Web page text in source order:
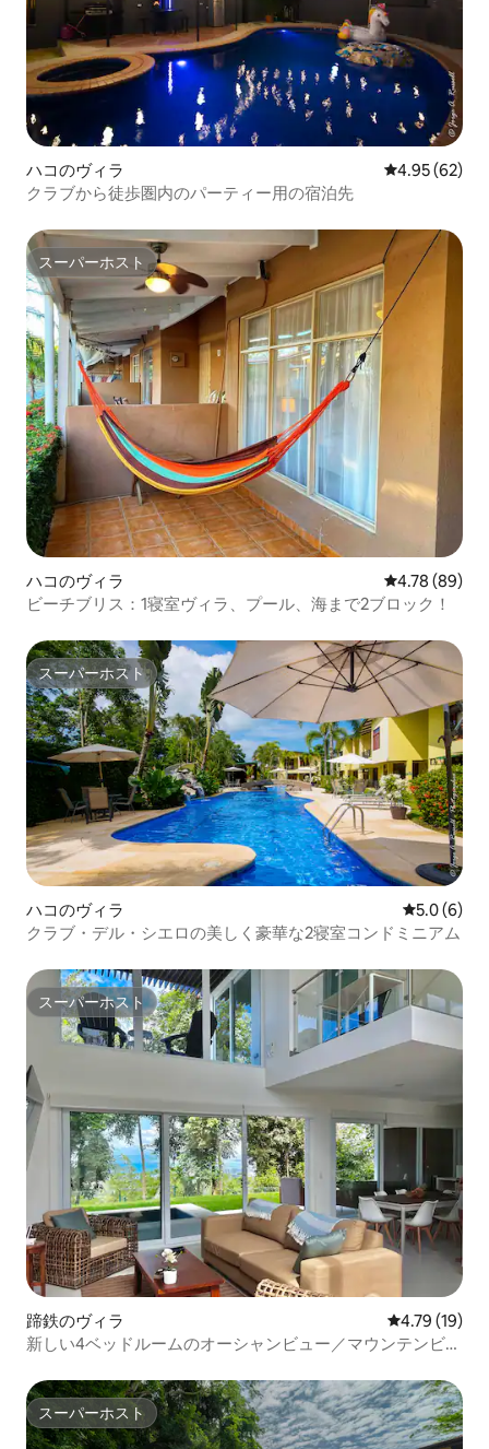
ハコのヴィラ レビュー62
4.95 (62)
クラブから徒歩圏内のパーティー用の宿泊先
スーパーホスト
スーパーホスト
ハコのヴィラ レビュー89
4.78 (89)
ビーチブリス：1寝室ヴィラ、プール、海まで2ブロック！
スーパーホスト
スーパーホスト
ハコのヴィラ レビュー6
5.0 (6)
クラブ・デル・シエロの美しく豪華な2寝室コンドミニアム
スーパーホスト
スーパーホスト
蹄鉄のヴィラ レビュー19
4.79 (19)
新しい4ベッドルームのオーシャンビュー／マウンテンビュ
スーパーホスト
スーパーホスト